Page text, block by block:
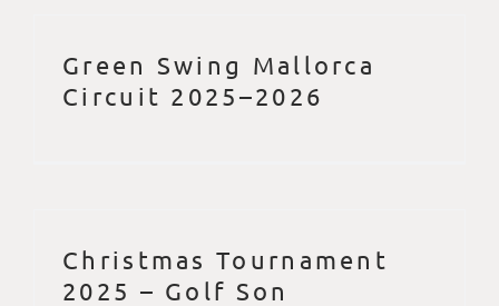
Green Swing Mallorca
Circuit 2025–2026
Christmas Tournament
2025 – Golf Son